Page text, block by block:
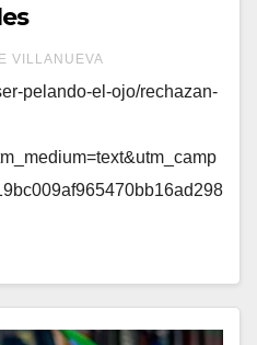
VILLANUEVA
pelando-el-ojo/rechazan-